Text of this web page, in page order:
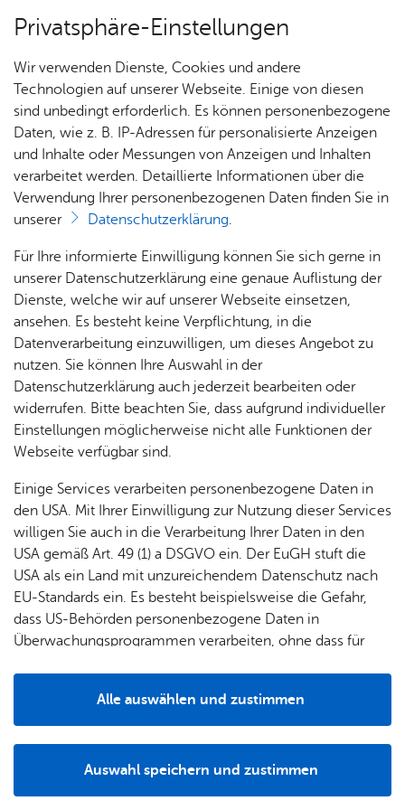
Heute
Orte
St. Maria Jet­ten­hau­sen
Alle Ver­an­stal­tun­gen an die­sem Ver­an­stal­tungs­ort
Es wur­den keine Ver­an­stal­tun­gen ge­fun­den.
St. Maria Jet­ten­hau­sen
Pacel­lis­tr. 12
88045Fried­richs­ha­fen
Tel. +49 7541 53084
st.­‍­maria@­‍­se-fn-nord.de
Zur Web­site
Rou­ten­pla­ner star­ten
Alle Standorte anzeigen
Zu­rück
Privatsphäre-Einstellungen
Wir verwenden Dienste, Cookies und andere
Technologien auf unserer Webseite. Einige von diesen
sind unbedingt erforderlich. Es können personenbezogene
Daten, wie z. B. IP-Adressen für personalisierte Anzeigen
und Inhalte oder Messungen von Anzeigen und Inhalten
verarbeitet werden. Detaillierte Informationen über die
Verwendung Ihrer personenbezogenen Daten finden Sie in
unserer
Datenschutzerklärung.
Für Ihre informierte Einwilligung können Sie sich gerne in
unserer Datenschutzerklärung eine genaue Auflistung der
Dienste, welche wir auf unserer Webseite einsetzen,
ansehen. Es besteht keine Verpflichtung, in die
Datenverarbeitung einzuwilligen, um dieses Angebot zu
nutzen. Sie können Ihre Auswahl in der
Datenschutzerklärung auch jederzeit bearbeiten oder
widerrufen. Bitte beachten Sie, dass aufgrund individueller
Einstellungen möglicherweise nicht alle Funktionen der
Webseite verfügbar sind.
Einige Services verarbeiten personenbezogene Daten in
den USA. Mit Ihrer Einwilligung zur Nutzung dieser Services
willigen Sie auch in die Verarbeitung Ihrer Daten in den
USA gemäß Art. 49 (1) a DSGVO ein. Der EuGH stuft die
USA als ein Land mit unzureichendem Datenschutz nach
EU-Standards ein. Es besteht beispielsweise die Gefahr,
dass US-Behörden personenbezogene Daten in
Überwachungsprogrammen verarbeiten, ohne dass für
Auswahl speichern und zustimmen
Alle auswählen und zustimmen